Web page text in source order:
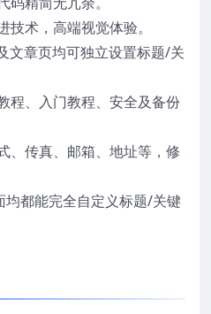
技术，高端视觉体验。
文章页均可独立设置标题/关
程、入门教程、安全及备份
、传真、邮箱、地址等，修
均都能完全自定义标题/关键